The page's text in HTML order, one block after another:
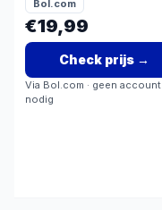
Bol.com
€19,99
Check prijs→
Via Bol.com · geen account
nodig